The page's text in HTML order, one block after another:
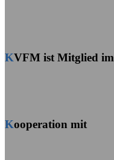
KVFM ist Mitglied im
Kooperation mit